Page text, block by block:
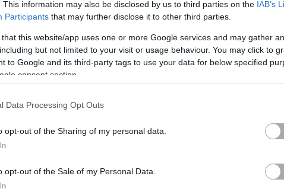
This information may also be disclosed by us to third parties on the IAB’s
Participants that may further disclose it to other third parties.
that this website/app uses one or more Google services and may gather
but not limited to your visit or usage behaviour. You may click to
to Google and its third-party tags to use your data for below specified
consent section.
Data Processing Opt Outs
opt-out of the Sharing of my personal data.
opt-out of the Sale of my Personal Data.
a Kúria szerint egy szívecskés matrica is falfirka.
a köznyelvben elfogadott jelentésüket
a "fal" és a "firka" fogalmát. A korábbi
Itt
2025
2025